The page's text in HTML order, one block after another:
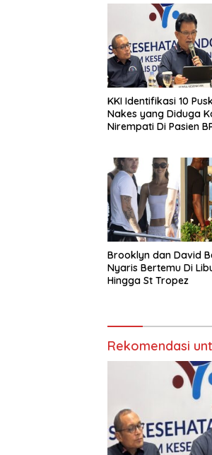
KKI Identifikasi 10
Nakes yang Diduga
Nirempati Di Pasien
Brooklyn dan David
Nyaris Bertemu Di
Hingga St Tropez
Rekomendasi